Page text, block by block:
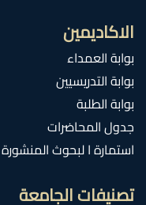
الاكاديمين
بوابة العمداء
بوابة التدريسيين
بوابة الطلبة
جدول المحاضرات
استمارة ا لبحوث المنشورة
تصنيفات الجامعة